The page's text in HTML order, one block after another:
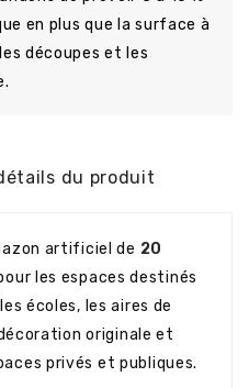
en plus que la surface à
découpes et les
du produit
artificiel de 20
les espaces destinés
écoles, les aires de
originale et
privés et publiques.